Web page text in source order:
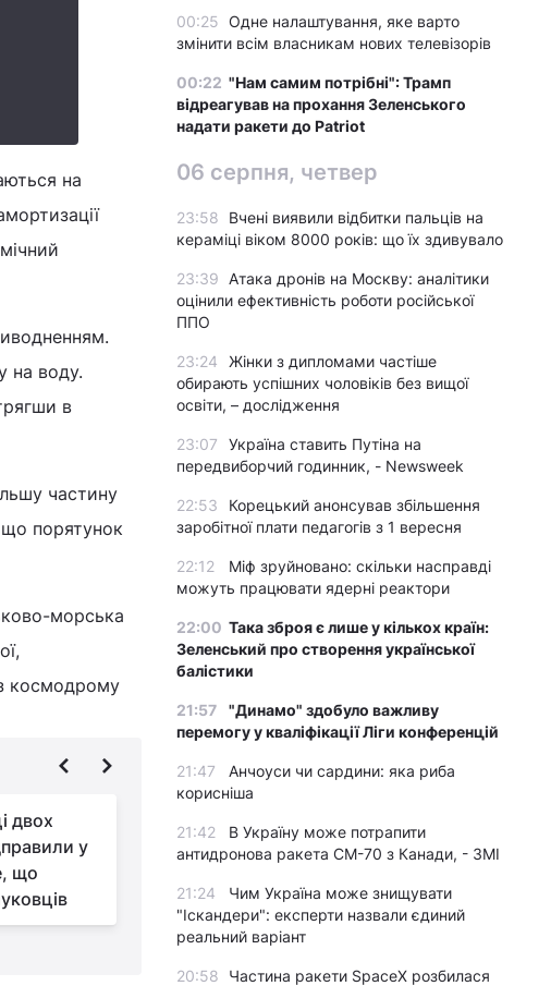
на
на воду.
в
частину
що порятунок
морська
космодрому
двох
у
що
океані явище, від
шкірі: що це насправді (фото)
00:25 Одне налаштування, яке варто
змінити всім власникам нових телевізорів
00:22 "Нам самим потрібні": Трамп
відреагував на прохання Зеленського
надати ракети до Patriot
06 серпня, четвер
23:58
Вчені виявили відбитки пальців на
кераміці віком 8000 років: що їх здивувало
23:39
Атака дронів на Москву: аналітики
оцінили ефективність роботи російської
ППО
23:24
Жінки з дипломами частіше
обирають успішних чоловіків без вищої
освіти, – дослідження
23:07
Україна ставить Путіна на
передвиборчий годинник, - Newsweek
22:53
Корецький анонсував збільшення
заробітної плати педагогів з 1 вересня
22:12
Міф зруйновано: скільки насправді
можуть працювати ядерні реактори
22:00 Така зброя є лише у кількох країн:
Зеленський про створення української
балістики
21:57
"Динамо" здобуло важливу
перемогу у кваліфікації Ліги конференцій
21:47
Анчоуси чи сардини: яка риба
корисніша
21:42
В Україну може потрапити
антидронова ракета CM-70 з Канади, - ЗМІ
21:24
Чим Україна може знищувати
"Іскандери": експерти назвали єдиний
реальний варіант
20:58
Частина ракети SpaceX розбилася